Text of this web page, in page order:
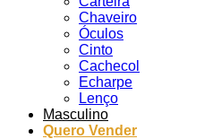
Chaveiro
Óculos
Cinto
Cachecol
Echarpe
Lenço
Masculino
Quero Vender